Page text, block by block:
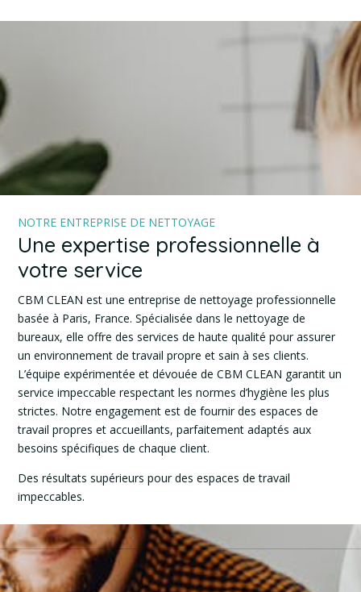
NOTRE ENTREPRISE DE NETTOYAGE
Une expertise professionnelle à
votre service
CBM CLEAN est une entreprise de nettoyage professionnelle
basée à Paris, France. Spécialisée dans le nettoyage de
bureaux, elle offre des services de haute qualité pour assurer
un environnement de travail propre et sain à ses clients.
L’équipe expérimentée et dévouée de CBM CLEAN garantit un
service impeccable respectant les normes d’hygiène les plus
strictes. Notre engagement est de fournir des espaces de
travail propres et accueillants, parfaitement adaptés aux
besoins spécifiques de chaque client.
Des résultats supérieurs pour des espaces de travail
impeccables.